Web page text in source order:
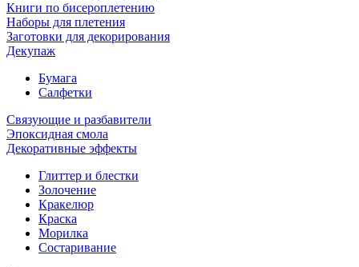
Книги по бисероплетению
Наборы для плетения
Заготовки для декорирования
Декупаж
Бумага
Салфетки
Связующие и разбавители
Эпоксидная смола
Декоративные эффекты
Глиттер и блестки
Золочение
Кракелюр
Краска
Морилка
Состаривание